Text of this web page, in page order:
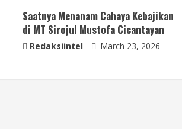
Saatnya Menanam Cahaya Kebajikan
di MT Sirojul Mustofa Cicantayan
Redaksiintel March 23, 2026